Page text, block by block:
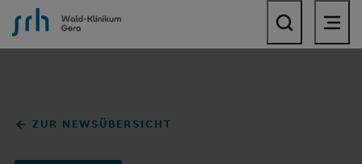
SRH Wald-Klinikum Gera
ZUR NEWSÜBERSICHT